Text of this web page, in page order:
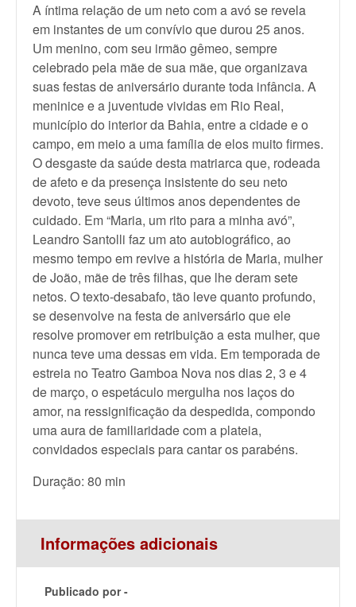
A íntima relação de um neto com a avó se revela
em instantes de um convívio que durou 25 anos.
Um menino, com seu irmão gêmeo, sempre
celebrado pela mãe de sua mãe, que organizava
suas festas de aniversário durante toda infância. A
meninice e a juventude vividas em Rio Real,
município do interior da Bahia, entre a cidade e o
campo, em meio a uma família de elos muito firmes.
O desgaste da saúde desta matriarca que, rodeada
de afeto e da presença insistente do seu neto
devoto, teve seus últimos anos dependentes de
cuidado. Em “Maria, um rito para a minha avó”,
Leandro Santolli faz um ato autobiográfico, ao
mesmo tempo em revive a história de Maria, mulher
de João, mãe de três filhas, que lhe deram sete
netos. O texto-desabafo, tão leve quanto profundo,
se desenvolve na festa de aniversário que ele
resolve promover em retribuição a esta mulher, que
nunca teve uma dessas em vida. Em temporada de
estreia no Teatro Gamboa Nova nos dias 2, 3 e 4
de março, o espetáculo mergulha nos laços do
amor, na ressignificação da despedida, compondo
uma aura de familiaridade com a plateia,
convidados especiais para cantar os parabéns.
Duração: 80 min
Informações adicionais
Publicado por -